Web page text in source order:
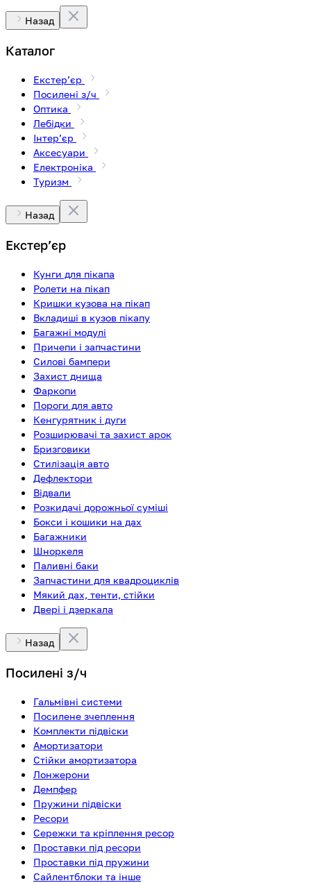
Назад
Каталог
Екстерʼєр
Посилені з/ч
Оптика
Лебідки
Інтерʼєр
Аксесуари
Електроніка
Туризм
Назад
Екстерʼєр
Кунги для пікапа
Ролети на пікап
Кришки кузова на пікап
Вкладиші в кузов пікапу
Багажні модулі
Причепи і запчастини
Силові бампери
Захист днища
Фаркопи
Пороги для авто
Кенгурятник і дуги
Розширювачі та захист арок
Бризговики
Стилізація авто
Дефлектори
Відвали
Розкидачі дорожньої суміші
Бокси і кошики на дах
Багажники
Шноркеля
Паливні баки
Запчастини для квадроциклів
Мякий дах, тенти, стійки
Двері і дзеркала
Назад
Посилені з/ч
Гальмівні системи
Посилене зчеплення
Комплекти підвіски
Амортизатори
Стійки амортизатора
Лонжерони
Демпфер
Пружини підвіски
Ресори
Сережки та кріплення ресор
Проставки під ресори
Проставки під пружини
Сайлентблоки та інше